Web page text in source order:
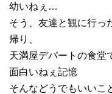
幼いねぇ…
そう、友達と観に行っ
帰り、
天満屋デパートの食堂
面白いねぇ記憶
そんなどうでもいいこ